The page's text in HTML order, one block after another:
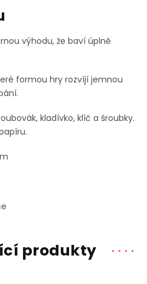
výhodu, že baví úplně
formou hry rozvíjí jemnou
kladívko, klíč a šroubky.
produkty